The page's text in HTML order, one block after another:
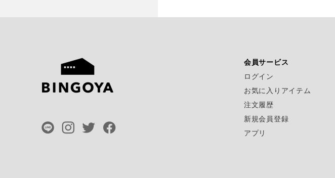
会員サービス
ログイン
お気に入りアイテム
注文履歴
新規会員登録
アプリ